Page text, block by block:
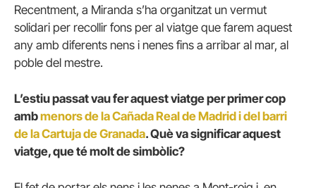
Recentment, a Miranda s’ha organitzat un vermut
solidari per recollir fons per al viatge que farem aquest
any amb diferents nens i nenes fins a arribar al mar, al
poble del mestre.
L’estiu passat vau fer aquest viatge per primer cop
ambmenors de la Cañada Real de Madrid i del barri
de la Cartuja de Granada. Què va significar aquest
viatge, que té molt de simbòlic?